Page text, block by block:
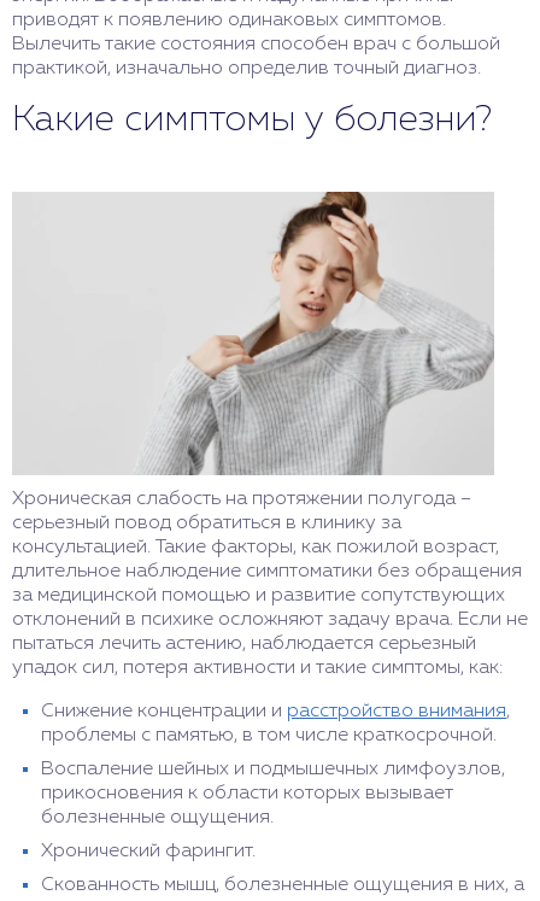
приводят к появлению одинаковых симптомов.
Вылечить такие состояния способен врач с большой
практикой, изначально определив точный диагноз.
Какие симптомы у болезни?
Хроническая слабость на протяжении полугода –
серьезный повод обратиться в клинику за
консультацией. Такие факторы, как пожилой возраст,
длительное наблюдение симптоматики без обращения
за медицинской помощью и развитие сопутствующих
отклонений в психике осложняют задачу врача. Если не
пытаться лечить астению, наблюдается серьезный
упадок сил, потеря активности и такие симптомы, как:
Снижение концентрации и расстройство внимания,
проблемы с памятью, в том числе краткосрочной.
Воспаление шейных и подмышечных лимфоузлов,
прикосновения к области которых вызывает
болезненные ощущения.
Хронический фарингит.
Скованность мышц, болезненные ощущения в них, а